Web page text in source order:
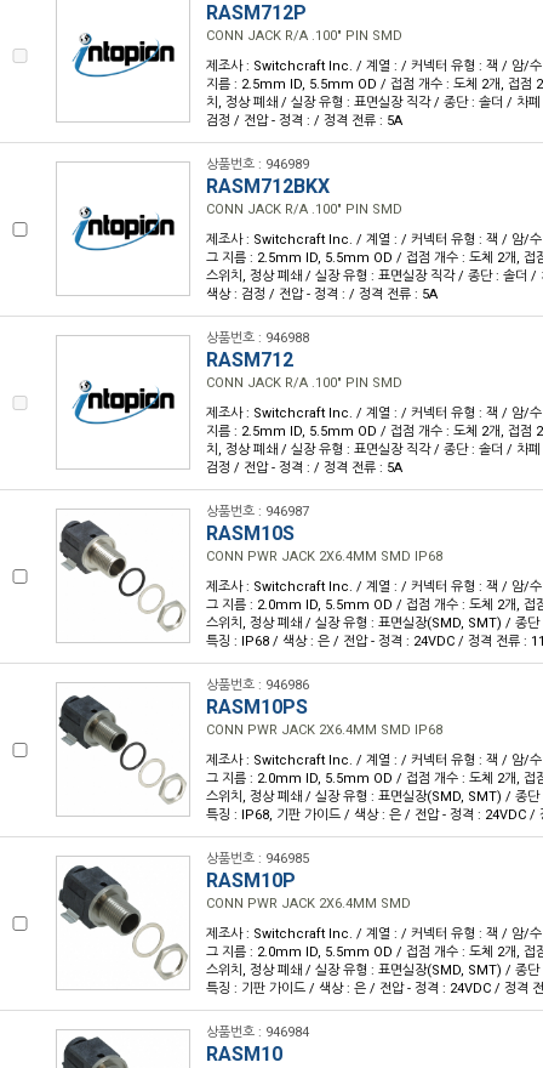
RASM712P
CONN JACK R/A .100" PIN SMD
제조사 : Switchcraft Inc. / 계열 : / 커넥터 유형 : 잭 / 암/수
지름 : 2.5mm ID, 5.5mm OD / 접점 개수 : 도체 2개, 접점
치, 정상 폐쇄 / 실장 유형 : 표면실장 직각 / 종단 : 솔더 / 차
검정 / 전압 - 정격 : / 정격 전류 : 5A
상품번호 : 946989
RASM712BKX
CONN JACK R/A .100" PIN SMD
제조사 : Switchcraft Inc. / 계열 : / 커넥터 유형 : 잭 / 암/수
그 지름 : 2.5mm ID, 5.5mm OD / 접점 개수 : 도체 2개, 접
스위치, 정상 폐쇄 / 실장 유형 : 표면실장 직각 / 종단 : 솔더
색상 : 검정 / 전압 - 정격 : / 정격 전류 : 5A
상품번호 : 946988
RASM712
CONN JACK R/A .100" PIN SMD
제조사 : Switchcraft Inc. / 계열 : / 커넥터 유형 : 잭 / 암/수
지름 : 2.5mm ID, 5.5mm OD / 접점 개수 : 도체 2개, 접점
치, 정상 폐쇄 / 실장 유형 : 표면실장 직각 / 종단 : 솔더 / 차
검정 / 전압 - 정격 : / 정격 전류 : 5A
상품번호 : 946987
RASM10S
CONN PWR JACK 2X6.4MM SMD IP68
제조사 : Switchcraft Inc. / 계열 : / 커넥터 유형 : 잭 / 암/수
그 지름 : 2.0mm ID, 5.5mm OD / 접점 개수 : 도체 2개, 접
스위치, 정상 폐쇄 / 실장 유형 : 표면실장(SMD, SMT) / 종
특징 : IP68 / 색상 : 은 / 전압 - 정격 : 24VDC / 정격 전류 :
상품번호 : 946986
RASM10PS
CONN PWR JACK 2X6.4MM SMD IP68
제조사 : Switchcraft Inc. / 계열 : / 커넥터 유형 : 잭 / 암/수
그 지름 : 2.0mm ID, 5.5mm OD / 접점 개수 : 도체 2개, 접
스위치, 정상 폐쇄 / 실장 유형 : 표면실장(SMD, SMT) / 종
특징 : IP68, 기판 가이드 / 색상 : 은 / 전압 - 정격 : 24VDC /
상품번호 : 946985
RASM10P
CONN PWR JACK 2X6.4MM SMD
제조사 : Switchcraft Inc. / 계열 : / 커넥터 유형 : 잭 / 암/수
그 지름 : 2.0mm ID, 5.5mm OD / 접점 개수 : 도체 2개, 접
스위치, 정상 폐쇄 / 실장 유형 : 표면실장(SMD, SMT) / 종
특징 : 기판 가이드 / 색상 : 은 / 전압 - 정격 : 24VDC / 정격
상품번호 : 946984
RASM10